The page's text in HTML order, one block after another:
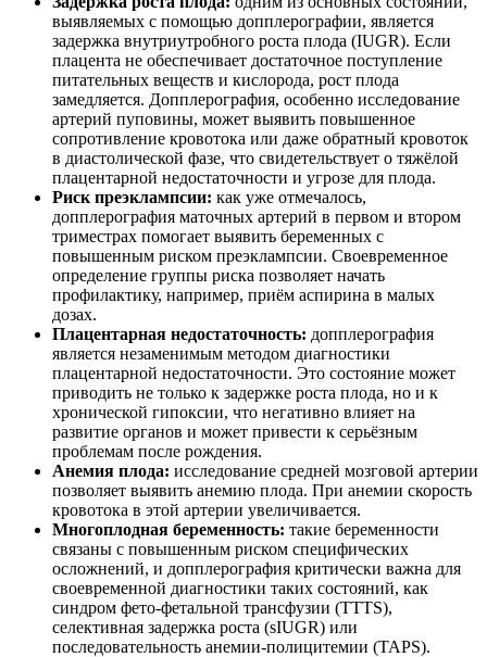
выявляемых с помощью допплерографии, является
задержка внутриутробного роста плода (IUGR). Если
плацента не обеспечивает достаточное поступление
питательных веществ и кислорода, рост плода
замедляется. Допплерография, особенно исследование
артерий пуповины, может выявить повышенное
сопротивление кровотока или даже обратный кровоток
в диастолической фазе, что свидетельствует о тяжёлой
плацентарной недостаточности и угрозе для плода.
Риск преэклампсии: как уже отмечалось,
допплерография маточных артерий в первом и втором
триместрах помогает выявить беременных с
повышенным риском преэклампсии. Своевременное
определение группы риска позволяет начать
профилактику, например, приём аспирина в малых
дозах.
Плацентарная недостаточность: допплерография
является незаменимым методом диагностики
плацентарной недостаточности. Это состояние может
приводить не только к задержке роста плода, но и к
хронической гипоксии, что негативно влияет на
развитие органов и может привести к серьёзным
проблемам после рождения.
Анемия плода: исследование средней мозговой артерии
позволяет выявить анемию плода. При анемии скорость
кровотока в этой артерии увеличивается.
Многоплодная беременность: такие беременности
связаны с повышенным риском специфических
осложнений, и допплерография критически важна для
своевременной диагностики таких состояний, как
синдром фето-фетальной трансфузии (TTTS),
селективная задержка роста (sIUGR) или
последовательность анемии-полицитемии (TAPS).